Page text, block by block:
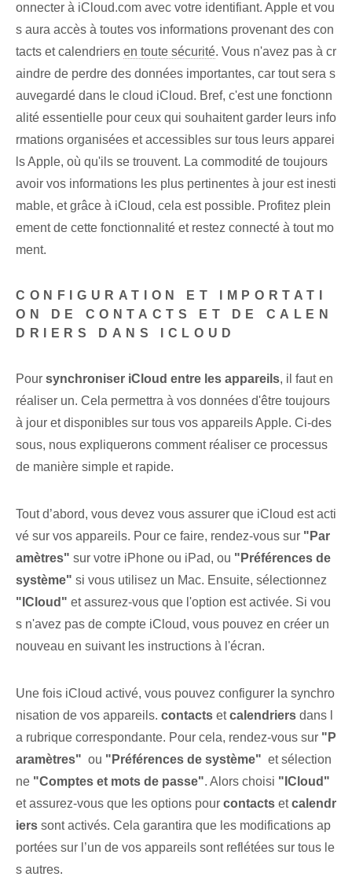
onnecter à iCloud.com avec votre identifiant. Apple et vou
s aura ⁢accès⁢ à toutes ⁣vos ⁣informations provenant des ‌con
tacts⁢ et calendriers⁤ en toute sécurité. Vous n'avez pas à cr
aindre de perdre des données importantes, car tout sera s
auvegardé dans le cloud iCloud. Bref, c'est une fonctionn
alité essentielle pour ceux qui souhaitent garder leurs info
rmations organisées et accessibles sur tous leurs apparei
ls Apple, où qu'ils se trouvent. La commodité de toujours
avoir vos informations les plus pertinentes à jour est inesti
mable, et grâce à iCloud, cela est possible. Profitez plein
ement de cette fonctionnalité et restez connecté à tout mo
ment.
CONFIGURATION ET IMPORTATI
ON DE CONTACTS ET DE CALEN
DRIERS DANS ICLOUD
Pour synchroniser iCloud entre les appareils, il faut en
réaliser un. Cela permettra à vos données d'être toujours
à jour et disponibles sur tous vos appareils Apple. Ci-des
sous, nous expliquerons comment réaliser ce processus
de manière simple et rapide.
Tout d’abord, vous devez vous assurer que iCloud est acti
vé sur vos appareils. Pour ce faire, rendez-vous⁤ sur "Par
amètres" ⁤sur votre iPhone ou iPad, ou "Préférences de
système" ‍si vous ‌utilisez⁢ un Mac. Ensuite, sélectionnez
"ICloud" et assurez-vous que l'option est activée. Si vou
s n'avez pas de compte iCloud, vous pouvez en créer un
nouveau en suivant les instructions à l'écran.
Une fois iCloud activé, vous pouvez configurer la synchro
nisation de vos appareils. contacts etcalendriers dans l
a rubrique correspondante⁤. ⁢Pour⁢ cela, rendez-vous sur "P
aramètres" ⁢ ou "Préférences de système" ⁣ et sélection
ne "Comptes et mots de passe". Alors choisi "ICloud"
et ⁢assurez-vous⁢ que les⁢ options​ pour⁣ contacts et⁤calendr
iers sont activés. Cela garantira ‌que⁢ les modifications ap
portées sur l’un‍ de vos appareils sont reflétées‍ sur tous le
s autres.